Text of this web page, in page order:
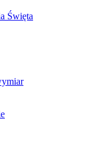
Święta